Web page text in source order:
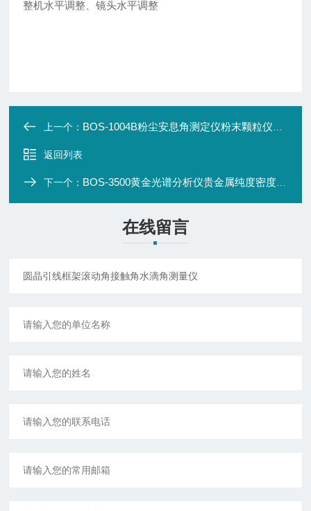
整机水平调整、镜头水平调整
上一个： BOS-1004B粉尘安息角测定仪粉末颗粒仪粉尘休止角检测
返回列表
下一个： BOS-3500黄金光谱分析仪贵金属纯度密度测试仪器
在线留言